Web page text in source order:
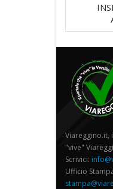
Viareggino.it,
"vive"
Scrivici:
Ufficio